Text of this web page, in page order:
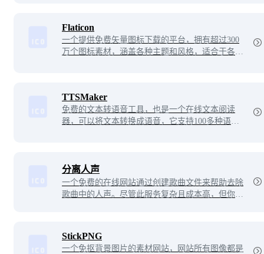
Flaticon
一个提供免费矢量图标下载的平台，拥有超过300
万个图标素材，涵盖各种主题和风格，适合于各种
轻松找到所需的图标素材。
TTSMaker
免费的文本转语音工具，也是一个在线文本阅读
器，可以将文本转换成语音，它支持100多种语言
分离人声
一个免费的在线网站通过创建歌曲文件来帮助去除
歌曲中的人声。尽管此服务复杂且成本高，但你仍
StickPNG
一个免抠背景图片的素材网站，网站所有图像都是